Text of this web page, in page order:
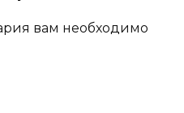
вам необходимо